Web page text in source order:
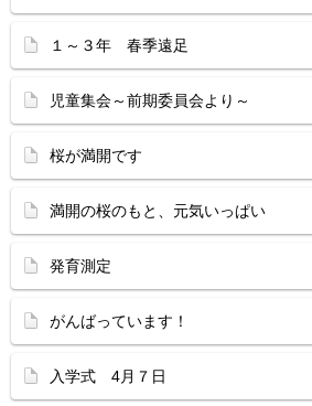
１～３年 春季遠足
児童集会～前期委員会より～
桜が満開です
満開の桜のもと、元気いっぱい
発育測定
がんばっています！
入学式 4月７日